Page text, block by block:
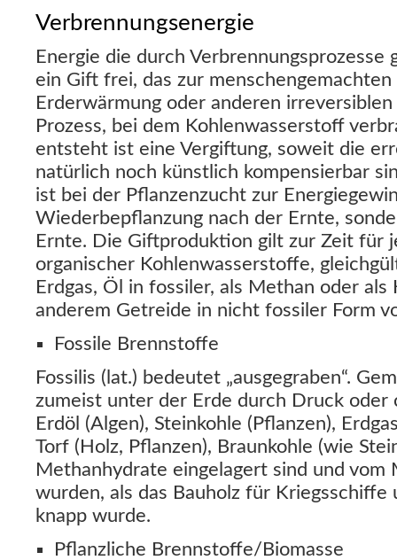
Verbrennungsenergie
Energie die durch Verbrennungsprozesse
ein Gift frei, das zur
Erderwärmung oder anderen
Prozess, bei dem Kohlenwasserstoff
entsteht ist eine Vergiftung, soweit die
natürlich noch künstlich kompensierbar
ist bei der Pflanzenzucht zur
Wiederbepflanzung nach der Ernte,
Ernte. Die Giftproduktion gilt zur Zeit für
organischer Kohlenwasserstoffe,
Erdgas, Öl in fossiler, als Methan oder als
anderem Getreide in nicht fossiler Form
Fossile Brennstoffe
Fossilis (lat.) bedeutet „ausgegraben“.
zumeist unter der Erde durch Druck oder
Erdöl (Algen), Steinkohle (Pflanzen),
Torf (Holz, Pflanzen), Braunkohle (wie
Methanhydrate eingelagert sind und
wurden, als das Bauholz für Kriegsschiffe
knapp wurde.
Pflanzliche Brennstoffe/Biomasse